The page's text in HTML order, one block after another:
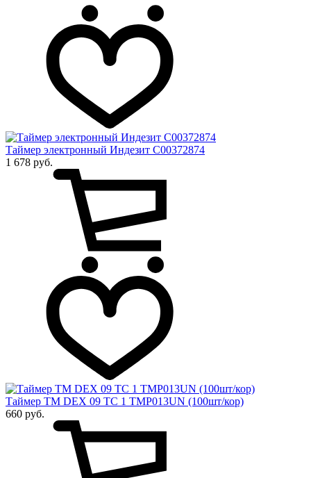
Таймер электронный Индезит C00372874
1 678 руб.
Таймер ТМ DEX 09 ТС 1 TMP013UN (100шт/кор)
660 руб.